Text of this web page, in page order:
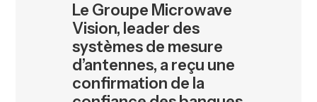
Nous contacter
Le Groupe Microwave
Vision, leader des
systèmes de mesure
d’antennes, a reçu une
confirmation de la